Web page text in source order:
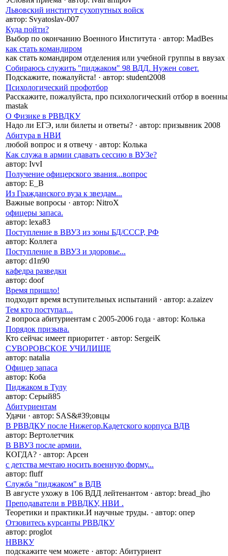
Львовский институт сухопутных войск
автор: Svyatoslav-007
Куда пойти?
Выбор по окончанию Военного Института · автор: MadBes
как стать командиром
как стать командиром отделения или учебной группы в ввузах
Собираюсь служить "пиджаком" 98 ВДД. Нужен совет.
Подскажите, пожалуйста! · автор: student2008
Психологический профотбор
Расскажите, пожалуйста, про психологический отбор в
mastak
О Физике в РВВДКУ
Надо ли ЕГЭ, или билеты и ответы? · автор: призывник 2008
Абитура в НВИ
любой вопрос и я отвечу · автор: Колька
Как служа в армии сдавать сессию в ВУЗе?
автор: IvvI
Получение офицерского звания...вопрос
автор: Е_В
Из Гражданского вуза к звездам...
Важные вопросы · автор: NitroX
офицеры запаса.
автор: lexa83
Поступление в ВВУЗ из зоны БД/СССР, РФ
автор: Коллега
Поступление в ВВУЗ и здоровье...
автор: d1n90
кафедра разведки
автор: doof
Время пришло!
подходит время вступительных испытаний · автор: a.zaizev
Тем кто поступал...
2 вопроса абитуриентам с 2005-2006 года · автор: Колька
Порядок призыва.
Кто сейчас имеет приоритет · автор: SergeiK
СУВОРОВСКОЕ УЧИЛИЩЕ
автор: natalia
Офицер запаса
автор: Коба
Пиджаком в Тулу
автор: Серый85
Абитуриентам
Удачи · автор: SAS&#39;овцы
В РВВДКУ после Нижегор.Кадетского корпуса ВДВ
автор: Вертолетчик
В ВВУЗ после армии.
КОГДА? · автор: Арсен
с детства мечтаю носить военную форму...
автор: fluff
Служба "пиджаком" в ВДВ
В августе ухожу в 106 ВДД лейтенантом · автор: bread_jho
Преподаватели в РВВДКУ, НВИ .
Теоретики и практики.И научные труды. · автор: опер
Отзовитесь курсанты РВВДКУ
автор: proglot
НВВКУ
подскажите чем можете · автор: Абитуриент